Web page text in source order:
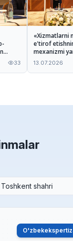
33
«Xizmatlarni
e'tirof
mexanizmi
Odiljon
loyihasi haqida
13.07.2026